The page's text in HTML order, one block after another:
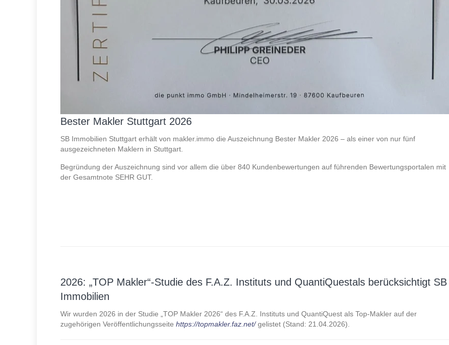
Bester Makler Stuttgart 2026
SB Immobilien Stuttgart erhält von makler.immo die Auszeichnung Bester Makler 2026 – als einer von nur fünf
ausgezeichneten Maklern in Stuttgart.
Begründung der Auszeichnung sind vor allem die über 840 Kundenbewertungen auf führenden Bewertungsportalen mit
der Gesamtnote SEHR GUT.
2026: „TOP Makler“-Studie des F.A.Z. Instituts und QuantiQuestals berücksichtigt SB
Immobilien
Wir wurden 2026 in der Studie „TOP Makler 2026“ des F.A.Z. Instituts und QuantiQuest als Top-Makler auf der
zugehörigen Veröffentlichungsseite https://topmakler.faz.net/gelistet (Stand: 21.04.2026).